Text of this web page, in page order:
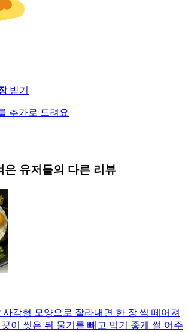
받기
추가로 드려요
은 유저들의 다른 리뷰
사각형 모양으로 잘라내면 한 장 씩 떼어져
이 씻은 뒤 물기를 빼고 먹기 좋게 썰 어주